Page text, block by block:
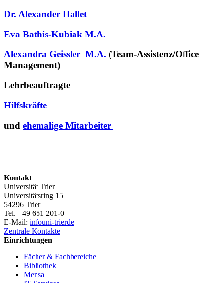
Dr. Alexander Hallet
Eva Bathis-Kubiak M.A.
Alexandra Geissler M.A. (Team-Assistenz/Office
Management)
Lehrbeauftragte
Hilfskräfte
und ehemalige Mitarbeiter
Kontakt
Universität Trier
Universitätsring 15
54296 Trier
Tel. +49 651 201-0
E-Mail: infouni-trierde
Zentrale Kontakte
Einrichtungen
Fächer & Fachbereiche
Bibliothek
Mensa